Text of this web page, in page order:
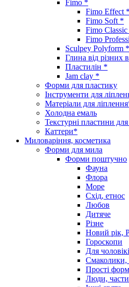
Fimo *
Fimo Effect *
Fimo Soft *
Fimo
Fimo
Sculpey Polyform *
Глина від різних
Пластилін *
Jam clay *
Форми для пластику
Інструменти для
Матеріали для
Холодна емаль
Текстурні пластини
Каттери*
Миловаріння, косметика
Форми для мила
Форми поштучно
Фауна
Флора
Море
Схід, етнос
Любов
Дитяче
Різне
Новий рік,
Гороскопи
Для
Смаколики,
Прості
Люди,